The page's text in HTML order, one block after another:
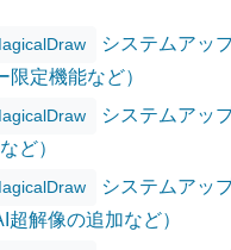
システムアッ
限定機能など）
システムアッ
ど）
システムアッ
超解像の追加など）